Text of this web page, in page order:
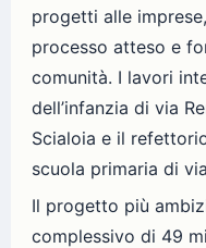
progetti alle
processo atteso e
comunità. I lavori
dell’infanzia di via
Scialoia e il
scuola primaria di
Il progetto più
complessivo di 49